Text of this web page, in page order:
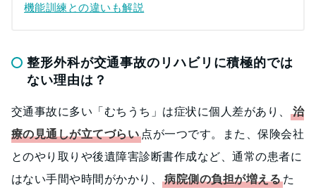
機能訓練との違いも解説
整形外科が交通事故のリハビリに積極的では
ない理由は？
交通事故に多い「むちうち」は症状に個人差があり、
治
療の見通しが立てづらい 点が一つです。また、保険会社
とのやり取りや後遺障害診断書作成など、通常の患者に
はない手間や時間がかかり、病院側の負担が増えるた